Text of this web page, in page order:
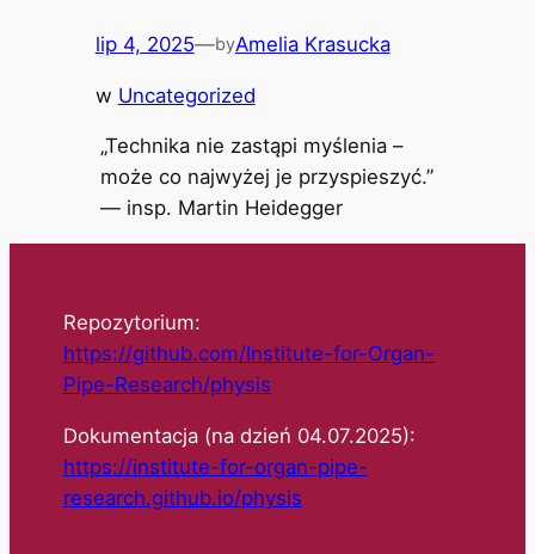
lip 4, 2025—byAmelia Krasucka
w Uncategorized
„Technika nie zastąpi myślenia –
może co najwyżej je przyspieszyć.”
— insp. Martin Heidegger
Repozytorium:
https://github.com/Institute-for-Organ-
Pipe-Research/physis
Dokumentacja (na dzień 04.07.2025):
https://institute-for-organ-pipe-
research.github.io/physis